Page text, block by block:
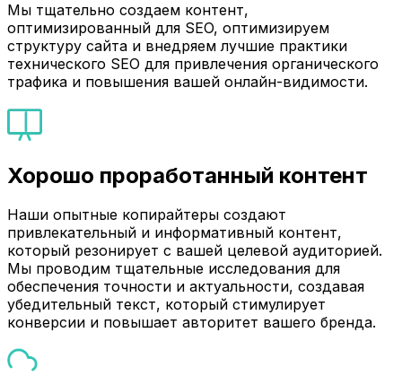
Мы тщательно создаем контент,
оптимизированный для SEO, оптимизируем
структуру сайта и внедряем лучшие практики
технического SEO для привлечения органического
трафика и повышения вашей онлайн-видимости.
Хорошо проработанный контент
Наши опытные копирайтеры создают
привлекательный и информативный контент,
который резонирует с вашей целевой аудиторией.
Мы проводим тщательные исследования для
обеспечения точности и актуальности, создавая
убедительный текст, который стимулирует
конверсии и повышает авторитет вашего бренда.